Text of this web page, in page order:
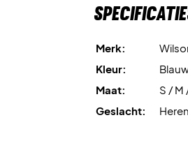
Merk:
Kleur:
Maat:
S / M
Geslacht:
Heren